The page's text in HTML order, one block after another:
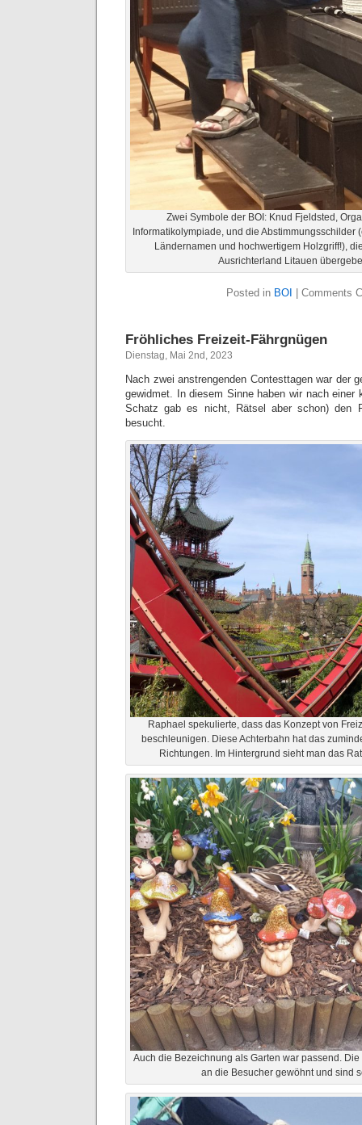
Zwei Symbole der BOI: Knud Fjeldsted,
Informatikolympiade, und die Abstimmungsschilder
Ländernamen und hochwertigem Holzgriff!),
Ausrichterland Litauen
Posted in BOI Comments
Fröhliches Freizeit-Fährgnügen
Dienstag, Mai 2nd, 2023
Nach zwei anstrengenden Contesttagen war der
gewidmet. In diesem Sinne haben wir nach einer
Schatz gab es nicht, Rätsel aber schon) den
besucht.
Raphael spekulierte, dass das Konzept von
beschleunigen. Diese Achterbahn hat das
Richtungen. Im Hintergrund sieht man das
Auch die Bezeichnung als Garten war passend.
an die Besucher gewöhnt und sind